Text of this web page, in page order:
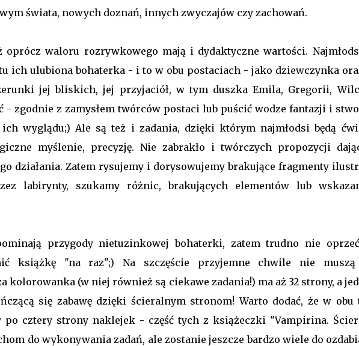
świata, nowych doznań, innych zwyczajów czy zachowań.
oprócz waloru rozrywkowego mają i dydaktyczne wartości.
ich ulubiona bohaterka - i to w obu postaciach - jako dziewczynka
jej bliskich, jej przyjaciół, w tym duszka Emila, Gregorii,
- zgodnie z zamysłem twórców postaci lub puścić wodze fantazji i
ich wyglądu;) Ale są też i zadania, dzięki którym najmłodsi będą
myślenie, precyzję. Nie zabrakło i twórczych propozycji
działania. Zatem rysujemy i dorysowujemy brakujące fragmenty
labirynty, szukamy różnic, brakujących elementów lub
przygody nietuzinkowej bohaterki, zatem trudno nie
książkę "na raz";) Na szczęście przyjemne chwile nie muszą
kolorowanka (w niej również są ciekawe zadania!) ma aż 32 strony, a
się zabawę dzięki ścieralnym stronom! Warto dodać, że w obu
po cztery strony naklejek - część tych z książeczki "Vampirina.
do wykonywania zadań, ale zostanie jeszcze bardzo wiele do